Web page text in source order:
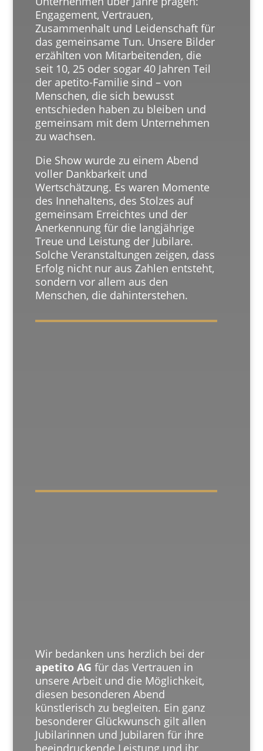
Engagement, Vertrauen,
Zusammenhalt und Leidenschaft für
das gemeinsame Tun. Unsere Bilder
erzählten von Mitarbeitenden, die
seit 10, 25 oder sogar 40 Jahren Teil
der apetito-Familie sind – von
Menschen, die sich bewusst
entschieden haben zu bleiben und
gemeinsam mit dem Unternehmen
zu wachsen.
Die Show wurde zu einem Abend
voller Dankbarkeit und
Wertschätzung. Es waren Momente
des Innehaltens, des Stolzes auf
gemeinsam Erreichtes und der
Anerkennung für die langjährige
Treue und Leistung der Jubilare.
Solche Veranstaltungen zeigen, dass
Erfolg nicht nur aus Zahlen entsteht,
sondern vor allem aus den
Menschen, die dahinterstehen.
Wir bedanken uns herzlich bei der
apetito AG für das Vertrauen in
unsere Arbeit und die Möglichkeit,
diesen besonderen Abend
künstlerisch zu begleiten. Ein ganz
besonderer Glückwunsch gilt allen
Jubilarinnen und Jubilaren für ihre
beeindruckende Leistung und ihr